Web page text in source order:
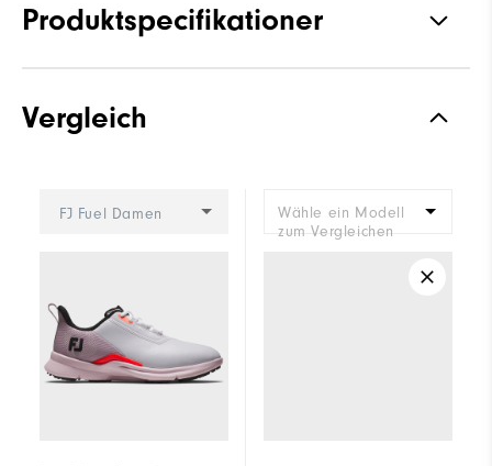
Produktspecifikationer
Stabilitet
Vergleich
FJ Fuel Damen
Wähle ein Modell
zum Vergleichen